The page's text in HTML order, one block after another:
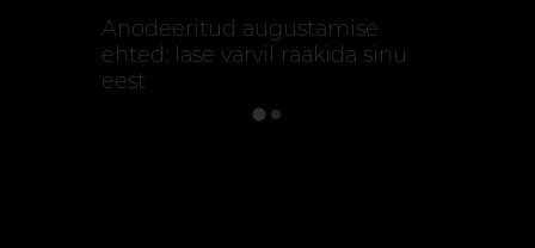
Anodeeritud augustamise
ehted: lase värvil rääkida sinu
eest